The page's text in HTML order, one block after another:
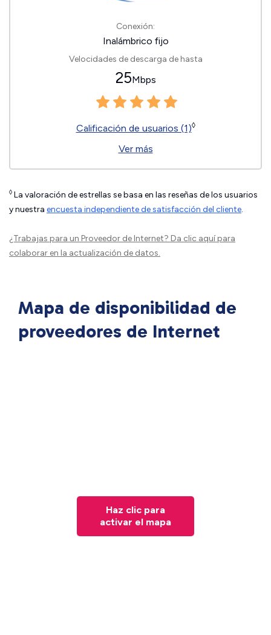
Conexión:
Inalámbrico fijo
Velocidades de descarga de hasta
25Mbps
Calificación de usuarios (1)◊
Ver más
◊ La valoración de estrellas se basa en las reseñas de los usuarios
y nuestra encuesta independiente de satisfacción del cliente.
¿Trabajas para un Proveedor de Internet? Da clic aquípara
colaborar en la actualización de datos.
Mapa de disponibilidad de
proveedores de Internet
Haz clic para
activar el mapa